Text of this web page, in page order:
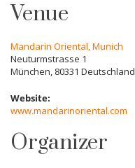
Venue
Mandarin Oriental, Munich
Neuturmstrasse 1
München, 80331 Deutschland
Website:
www.mandarinoriental.com
Organizer